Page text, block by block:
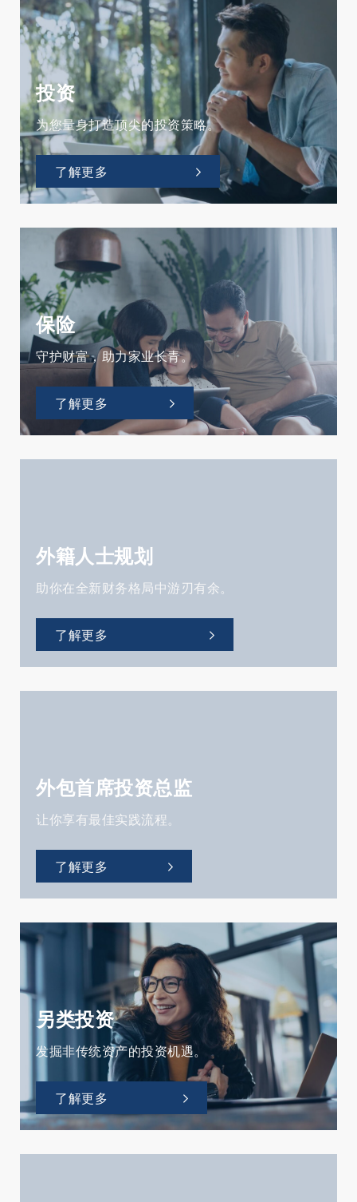
投资
为您量身打造顶尖的投资策略。
了解更多
保险
守护财富，助力家业长青。
了解更多
外籍人士规划
助你在全新财务格局中游刃有余。
了解更多
外包首席投资总监
让你享有最佳实践流程。
了解更多
另类投资
发掘非传统资产的投资机遇。
了解更多